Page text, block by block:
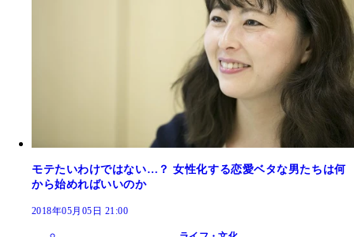
モテたいわけではない…？ 女性化する恋愛ベタな男たちは何
から始めればいいのか
2018年05月05日 21:00